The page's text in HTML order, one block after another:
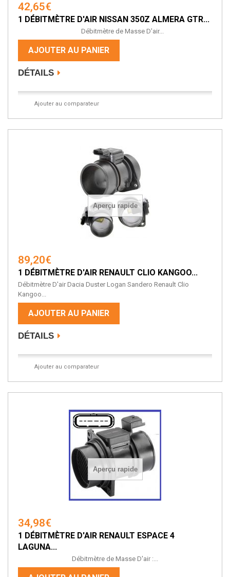
42,65€
1 DÉBITMÈTRE D'AIR NISSAN 350Z ALMERA GTR...
Débitmètre de Masse D'air...
AJOUTER AU PANIER
DÉTAILS
Ajouter au comparateur
Aperçu rapide
89,20€
1 DÉBITMÈTRE D'AIR RENAULT CLIO KANGOO...
Débitmètre D'air Dacia Duster Logan Sandero Renault Clio
Kangoo...
AJOUTER AU PANIER
DÉTAILS
Ajouter au comparateur
Aperçu rapide
34,98€
1 DÉBITMÈTRE D'AIR RENAULT ESPACE 4
LAGUNA...
Débitmètre de Masse D'air :...